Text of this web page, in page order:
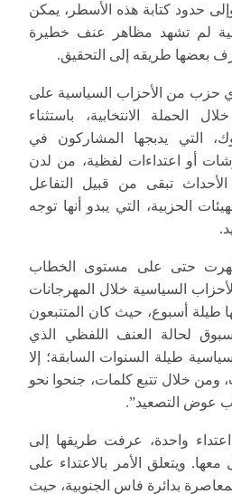
حدود كتابة هذه الأسطر، يمكن
لم تشهد مظاهر عنف خطيرة
بعضها طريقه إلى التحقيق.
حزب من الأحزاب السياسية على
الحملة الانتخابية، باستثناء
التي يدبجها المشاركون في
أو اعتداءات لفظية، من لدن
تبقى من قبيل التفاعل
الحزبية، التي يبدو أنها توجه
ظهرت حتى على مستوى الخطاب
السياسية خلال المهرجانات
طيلة أسبوع، حيث كان المتتبعون
لحالة العنف اللفظي الذي
طيلة السنوات السابقة؛ إلا
ومن خلال تتبع كلمات، جنحوا نحو
عوض التصعيد”.
واحدة، عرفت طريقها إلى
معها. ويتعلق الأمر بالاعتداء على
بدائرة فاس الجنوبية، حيث